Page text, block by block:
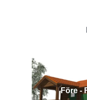
Före -